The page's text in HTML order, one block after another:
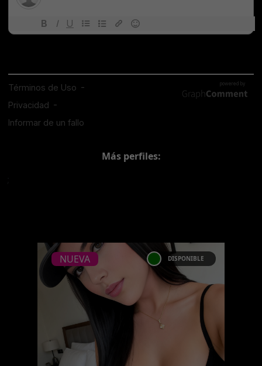
Más perfiles:
NUEVA DISPONIBLE
KATA ENCIZO NUEVA
Próximamente.... Algunas de
nuestras modelos aún no tienen
imágenes disponibles en la web
porque están completando su
sesión ...